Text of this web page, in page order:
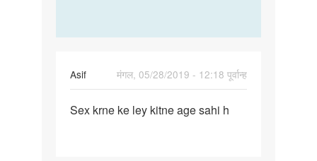
Asif
मंगल, 05/28/2019 - 12:18 पूर्वान्ह
Sex
Sex krne ke ley kitne age sahi h